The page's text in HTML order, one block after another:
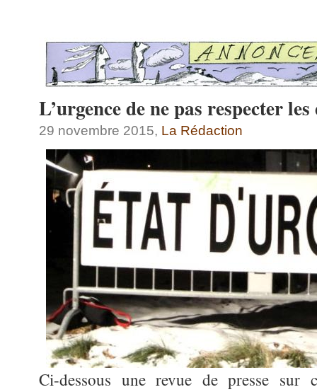
L’urgence de ne pas respecter
29 novembre 2015, La Rédaction
Ci-dessous une revue de presse sur